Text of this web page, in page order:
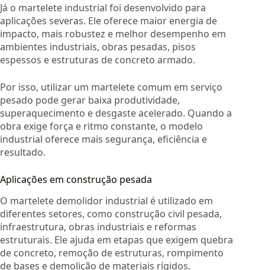
Já o martelete industrial foi desenvolvido para
aplicações severas. Ele oferece maior energia de
impacto, mais robustez e melhor desempenho em
ambientes industriais, obras pesadas, pisos
espessos e estruturas de concreto armado.
Por isso, utilizar um martelete comum em serviço
pesado pode gerar baixa produtividade,
superaquecimento e desgaste acelerado. Quando a
obra exige força e ritmo constante, o modelo
industrial oferece mais segurança, eficiência e
resultado.
Aplicações em construção pesada
O martelete demolidor industrial é utilizado em
diferentes setores, como construção civil pesada,
infraestrutura, obras industriais e reformas
estruturais. Ele ajuda em etapas que exigem quebra
de concreto, remoção de estruturas, rompimento
de bases e demolição de materiais rígidos.